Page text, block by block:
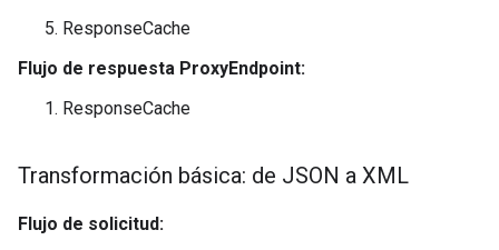
ResponseCache
Flujo de respuesta ProxyEndpoint:
ResponseCache
Transformación básica: de JSON a XML
Flujo de solicitud: